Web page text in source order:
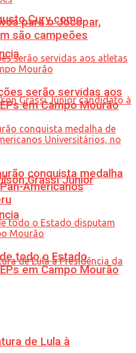
Cury como
Grassi Júnior
de Lula à
para o Jocopar,
são campeões
serão servidas aos
em Campo Mourão
conquista medalha
Americanos
todo o Estado
em Campo Mourão